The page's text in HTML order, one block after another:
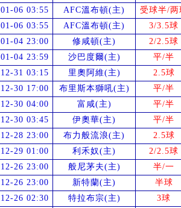
01-06 03:55 AFC溫布頓(主) 受球半/两
01-06 03:55 AFC溫布頓(主)
3/3.5球
01-04 23:00 修咸頓(主)
2/2.5球
01-04 23:59 沙巴度爾(主)
平/半
12-31 03:15 里奧阿維(主)
2.5球
12-30 17:00 布里斯本獅吼(主)
平/半
12-30 04:00 富咸(主)
平/半
12-30 03:45 伊奧華(主)
平/半
12-28 23:00 布力般流浪(主)
2.5球
12-29 01:00 利禾奴(主)
2/2.5球
12-26 23:00 般尼茅夫(主)
半/一
12-26 23:00 新特蘭(主)
半球
12-26 02:30 特拉布宗(主)
3球